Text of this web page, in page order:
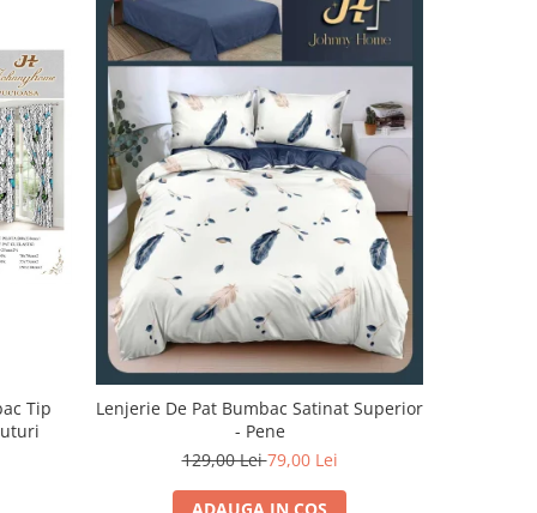
Tip
Lenjerie De Pat Bumbac Satinat Superior
- Pene
129,00 Lei79,00 Lei